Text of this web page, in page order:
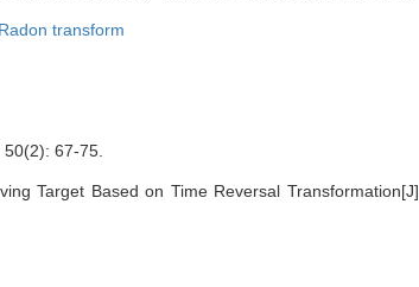
Radon transform
67-75.
Target Based on Time Reversal Transformation[J].